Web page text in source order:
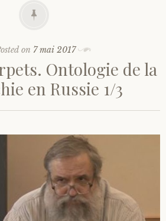
on 7 mai 2017
Ontologie de la
en Russie 1/3